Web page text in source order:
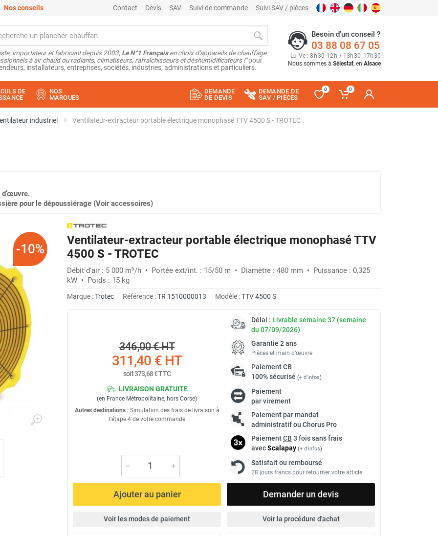
Nos conseils Contact Devis SAV Suivi de commande Suivi SAV / pièces
importateur et fabricant depuis 2003, Le N°1 Françaisen choix d'appareils de chauffage
à air chaud ou radiants, climatiseurs, rafraîchisseurs et déshumidificateurs !"pour
installateurs, entreprises, sociétés, industries, administrations et particuliers.
Besoin d'un conseil ?
03 88 08 67 05
Lu-Ve : 8h30-12h / 13h30-17h30
Nous sommes à Sélestat, en Alsace
DE
NOS
MARQUES
DEMANDE
DE DEVIS
DEMANDE DE
SAV / PIÈCES
0 0
industriel Ventilateur-extracteur portable électrique monophasé TTV 4500 S - TROTEC
pour le dépoussiérage (Voir accessoires)
-10% -10%
Ventilateur-extracteur portable électrique monophasé TTV
4500 S - TROTEC
Débit d'air : 5 000 m³/h • Portée ext/int. : 15/50 m • Diamètre : 480 mm • Puissance : 0,325
kW • Poids : 15 kg
Marque :Trotec Référence :TR 1510000013 Modèle :TTV 4500 S
346,00 €HT
311,40 €HT
soit373,68 €TTC
LIVRAISON GRATUITE
(en France Métropolitaine, hors Corse)
Autres destinations :Simulation des frais de livraison à
l'étape 4 de votre commande
Délai : Livrable semaine 37 (semaine
du 07/09/2026)
Garantie 2 ans
Pièces et main d’œuvre
PaiementCB
100% sécurisé (+ d'infos)
Paiement
par virement
Paiement par mandat
administratif ou Chorus Pro
PaiementCB 3 fois sans frais
avecScalapay (+ d'infos)
Satisfait ou remboursé
28 jours francs pour retourner votre article
Ajouter au panier Demander un devis
Voir les modes de paiement Voir la procédure d'achat